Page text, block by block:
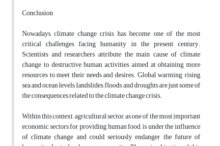
Conclusion
Nowadays, climate change crisis has become one of the most
critical challenges facing humanity in the present century.
Scientists and researchers attribute the main cause of climate
change to destructive human activities aimed at obtaining more
resources to meet their needs and desires. Global warming, rising
sea and ocean levels, landslides, floods, and droughts are just some of
the consequences related to the climate change crisis.
Within this context, agricultural sector, as one of the most important
economic sectors for providing human food, is under the influence
of climate change and could seriously endanger the future of